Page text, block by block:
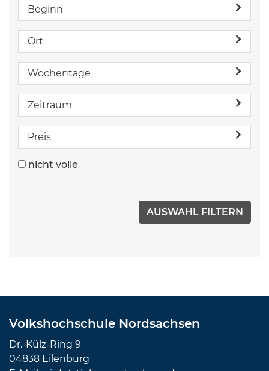
Beginn
Ort
Wochentage
Zeitraum
Preis
nicht volle
Volkshochschule Nordsachsen
Dr.-Külz-Ring 9
04838 Eilenburg